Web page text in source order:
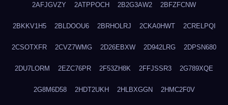
2AFJGVZY 2ATPPOCH 2B2G3AW2 2BFZFCNW
2BKKV1H5 2BLDOOU6 2BRHOLRJ 2CKA0HWT 2CRELPQI
2CSOTXFR 2CVZ7WMG 2D26EBXW 2D942LRG 2DPSN680
2DU7LORM 2EZC76PR 2F53ZH8K 2FFJSSR3 2G789XQE
2G8M6D58 2HDT2UKH 2HLBXGGN 2HMC2F0V